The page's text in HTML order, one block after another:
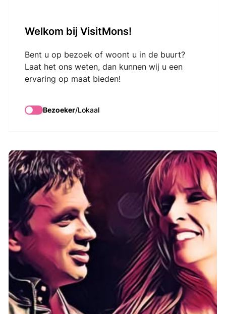
Welkom bij VisitMons!
Bent u op bezoek of woont u in de buurt?
Laat het ons weten, dan kunnen wij u een
ervaring op maat bieden!
Bezoeker/Lokaal
Lynda Lemay et
Jean-Félix Lalanne